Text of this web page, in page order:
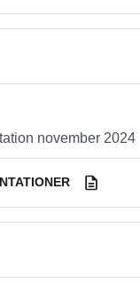
november 2024